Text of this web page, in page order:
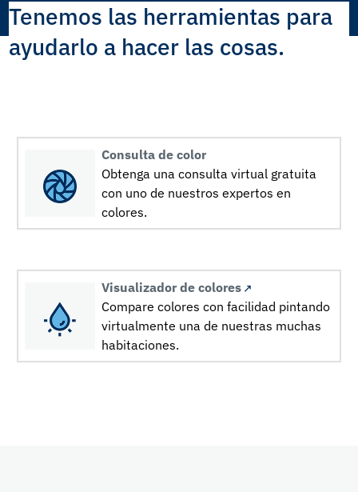
Tenemos las herramientas para
ayudarlo a hacer las cosas.
Consulta de color
Obtenga una consulta virtual gratuita
con uno de nuestros expertos en
colores.
Visualizador de colores
Compare colores con facilidad pintando
virtualmente una de nuestras muchas
habitaciones.